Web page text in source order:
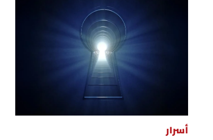
أسرار